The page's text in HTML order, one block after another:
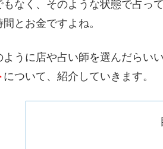
もなく、そのような状態で占っ
とお金ですよね。
ように店や占い師を選んだらい
について、紹介していきます。